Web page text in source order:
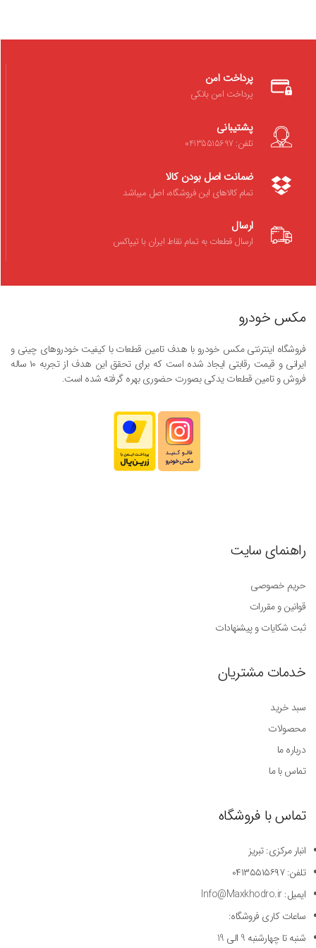
پرداخت امن
پرداخت امن بانکی
پشتیبانی
تلفن: 04135515697
ضمانت اصل بودن کالا
تمام کالاهای این فروشگاه، اصل میباشد
ارسال
ارسال قطعات به تمام نقاط ایران با تیپاکس
مکس خودرو
فروشگاه اینترنتی مکس خودرو با هدف تامین قطعات با کیفیت خودروهای چینی و
ایرانی و قیمت رقابتی ایجاد شده است که برای تحقق این هدف از تجربه ۱۰ ساله
فروش و تامین قطعات یدکی بصورت حضوری بهره گرفته شده است.
راهنمای سایت
حریم خصوصی
قوانین و مقررات
ثبت شکایات و پیشنهادات
خدمات مشتریان
سبد خرید
محصولات
درباره ما
تماس با ما
تماس با فروشگاه
انبار مرکزی: تبریز
تلفن: ۰۴۱۳۵۵۱۵۶۹۷
ایمیل: Info@Maxkhodro.ir
ساعات کاری فروشگاه:
شنبه تا چهارشنبه 9 الی 19